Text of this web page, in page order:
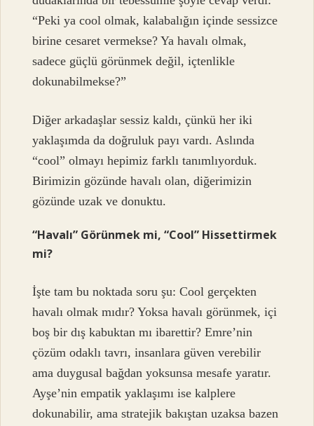
“Peki ya cool olmak, kalabalığın içinde sessizce
birine cesaret vermekse? Ya havalı olmak,
sadece güçlü görünmek değil, içtenlikle
dokunabilmekse?”
Diğer arkadaşlar sessiz kaldı, çünkü her iki
yaklaşımda da doğruluk payı vardı. Aslında
“cool” olmayı hepimiz farklı tanımlıyorduk.
Birimizin gözünde havalı olan, diğerimizin
gözünde uzak ve donuktu.
“Havalı” Görünmek mi, “Cool” Hissettirmek
mi?
İşte tam bu noktada soru şu: Cool gerçekten
havalı olmak mıdır? Yoksa havalı görünmek, içi
boş bir dış kabuktan mı ibarettir? Emre’nin
çözüm odaklı tavrı, insanlara güven verebilir
ama duygusal bağdan yoksunsa mesafe yaratır.
Ayşe’nin empatik yaklaşımı ise kalplere
dokunabilir, ama stratejik bakıştan uzaksa bazen